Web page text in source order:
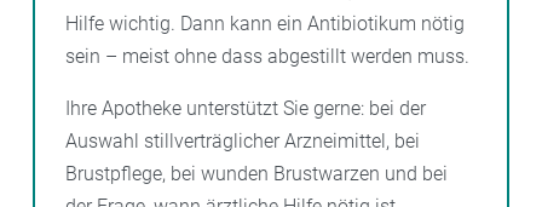
Hilfe wichtig. Dann kann ein Antibiotikum nötig
sein – meist ohne dass abgestillt werden muss.
Ihre Apotheke unterstützt Sie gerne: bei der
Auswahl stillverträglicher Arzneimittel, bei
Brustpflege, bei wunden Brustwarzen und bei